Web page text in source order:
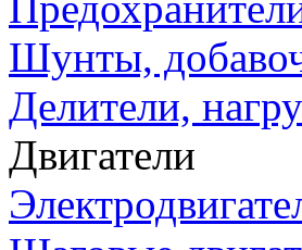
Шунты,
Делители,
Двигатели